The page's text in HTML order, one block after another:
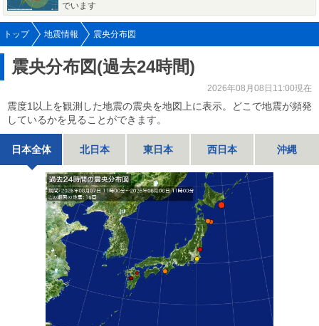
でいます
トップ 地震情報 震央分布図
震央分布図(過去24時間)
2026年08月08日11:00現在
震度1以上を観測した地震の震央を地図上に表示。どこで地震が頻発
しているかを見ることができます。
日本全体 北日本 東日本 西日本 沖縄